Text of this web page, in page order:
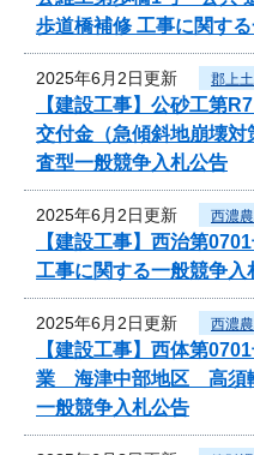
歩道橋補修 工事に関す
2025年6月2日更新 郡上
【建設工事】公砂工第
交付金（急傾斜地崩壊
査型一般競争入札公告
2025年6月2日更新 西濃
【建設工事】西治第
工事に関する一般競争入
2025年6月2日更新 西濃
【建設工事】西体第
業 海津中部地区 高須
一般競争入札公告